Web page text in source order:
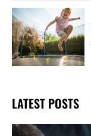
LATEST POSTS